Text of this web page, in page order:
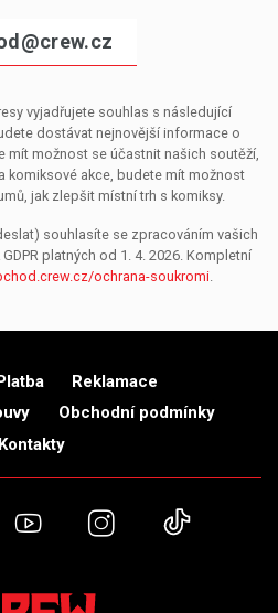
vyjadřujete souhlas s následující
dostávat nejnovější informace o
mít možnost se účastnit našich soutěží,
komiksové akce, budete mít možnost
jak zlepšit místní trh s komiksy.
souhlasíte se zpracováním vašich
platných od 1. 4. 2026. Kompletní
ochrana-soukromi.
Reklamace
Obchodní podmínky
Kontakty
YouTubeInstagram